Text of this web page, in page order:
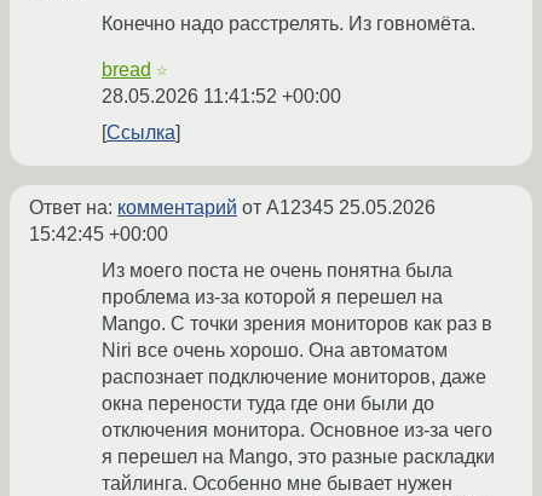
Конечно надо расстрелять. Из говномёта.
bread ☆
28.05.2026 11:41:52 +00:00
Ссылка
Ответ на: комментарий от A12345 25.05.2026
15:42:45 +00:00
Из моего поста не очень понятна была
проблема из-за которой я перешел на
Mango. С точки зрения мониторов как раз в
Niri все очень хорошо. Она автоматом
распознает подключение мониторов, даже
окна перености туда где они были до
отключения монитора. Основное из-за чего
я перешел на Mango, это разные раскладки
тайлинга. Особенно мне бывает нужен